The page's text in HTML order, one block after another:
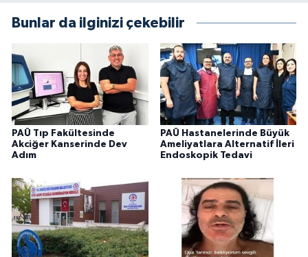
Bunlar da ilginizi çekebilir
PAÜ Tıp Fakültesinde
Akciğer Kanserinde Dev
Adım
PAÜ Hastanelerinde Büyük
Ameliyatlara Alternatif İleri
Endoskopik Tedavi